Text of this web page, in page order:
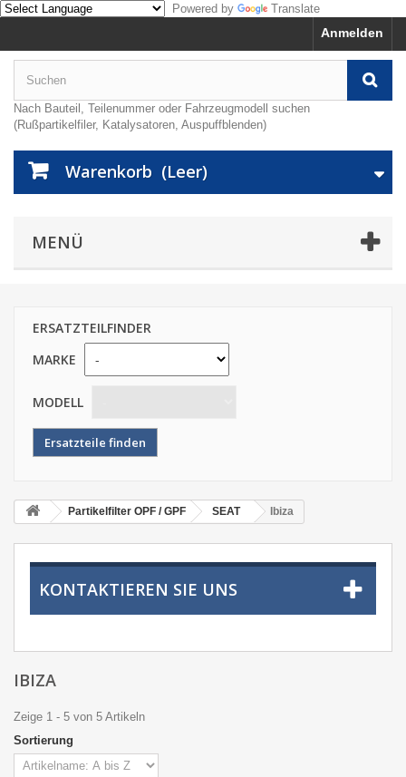
Powered by Translate
Anmelden
Nach Bauteil, Teilenummer oder Fahrzeugmodell suchen
(Rußpartikelfiler, Katalysatoren, Auspuffblenden)
Warenkorb (Leer)
MENÜ
ERSATZTEILFINDER
MARKE
MODELL
Partikelfilter OPF / GPF SEAT Ibiza
KONTAKTIEREN SIE UNS
IBIZA
Zeige 1 - 5 von 5 Artikeln
Sortierung